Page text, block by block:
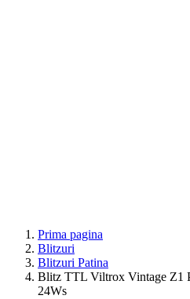
Prima pagina
Blitzuri
Blitzuri Patina
Blitz TTL Viltrox Vintage Z1
24Ws